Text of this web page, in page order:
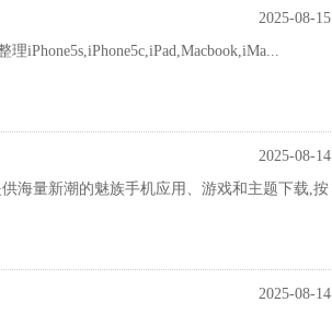
2025-08-15
iPhone5s,iPhone5c,iPad,Macbook,iMa...
2025-08-14
海量新潮的魅族手机应用、游戏和主题下载,按
2025-08-14